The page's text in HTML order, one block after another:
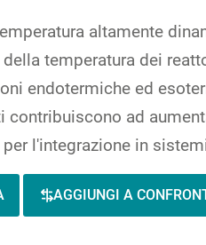
altamente
temperatura dei
endotermiche ed
contribuiscono ad
l'integrazione in
AGGIUNGI A